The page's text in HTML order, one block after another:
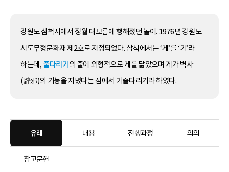
강원도 삼척시에서 정월 대보름에 행해졌던 놀이. 1976년 강원도
시도무형문화재 제2호로 지정되었다. 삼척에서는 ‘게’를 ‘기’라
하는데, 줄다리기 의 줄이 외형적으로 게를 닮았으며 게가 벽사
(辟邪)의 기능을 지녔다는 점에서 기줄다리기라 하였다.
유래 내용 진행과정 의의
참고문헌